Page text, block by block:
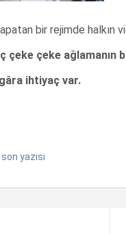
bir rejimde halkın
çeke çeke ağlamanın
ihtiyaç var.
yazısı